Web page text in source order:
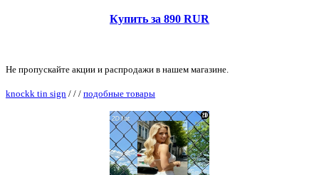
Купить за 890 RUR
Не пропускайте акции и распродажи в нашем магазине.
knockk tin sign / / / подобные товары